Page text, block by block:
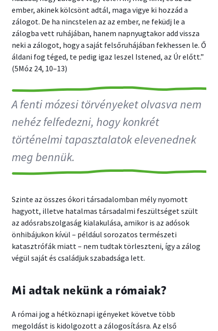
ember, akinek kölcsönt adtál, maga vigye ki hozzád a
zálogot. De ha nincstelen az az ember, ne feküdj le a
zálogba vett ruhájában, hanem napnyugtakor add vissza
neki a zálogot, hogy a saját felsőruhájában fekhessen le. Ő
áldani fog téged, te pedig igaz leszel Istened, az Úr előtt.”
(5Móz 24, 10–13)
A fenti mózesi törvényeket olvasva nem
nehéz felfedezni, hogy konkrét
történelmi tapasztalatok elevenednek
meg bennük.
Szinte az összes ókori társadalomban mély nyomott
hagyott, illetve hatalmas társadalmi feszültséget szült
az adósrabszolgaság kialakulása, amikor is az adósok
önhibájukon kívül – például sorozatos természeti
katasztrófák miatt – nem tudtak törleszteni, így a zálog
végül saját és családjuk szabadsága lett.
Mi adtak nekünk a rómaiak?
A római jog a hétköznapi igényeket követve több
megoldást is kidolgozott a zálogosításra. Az első